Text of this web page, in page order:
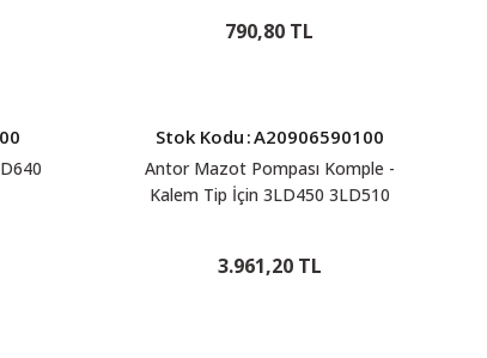
790,80 TL
Stok Kodu :A20906590100
Antor Mazot Pompası Komple -
Kalem Tip İçin 3LD450 3LD510
3.961,20 TL